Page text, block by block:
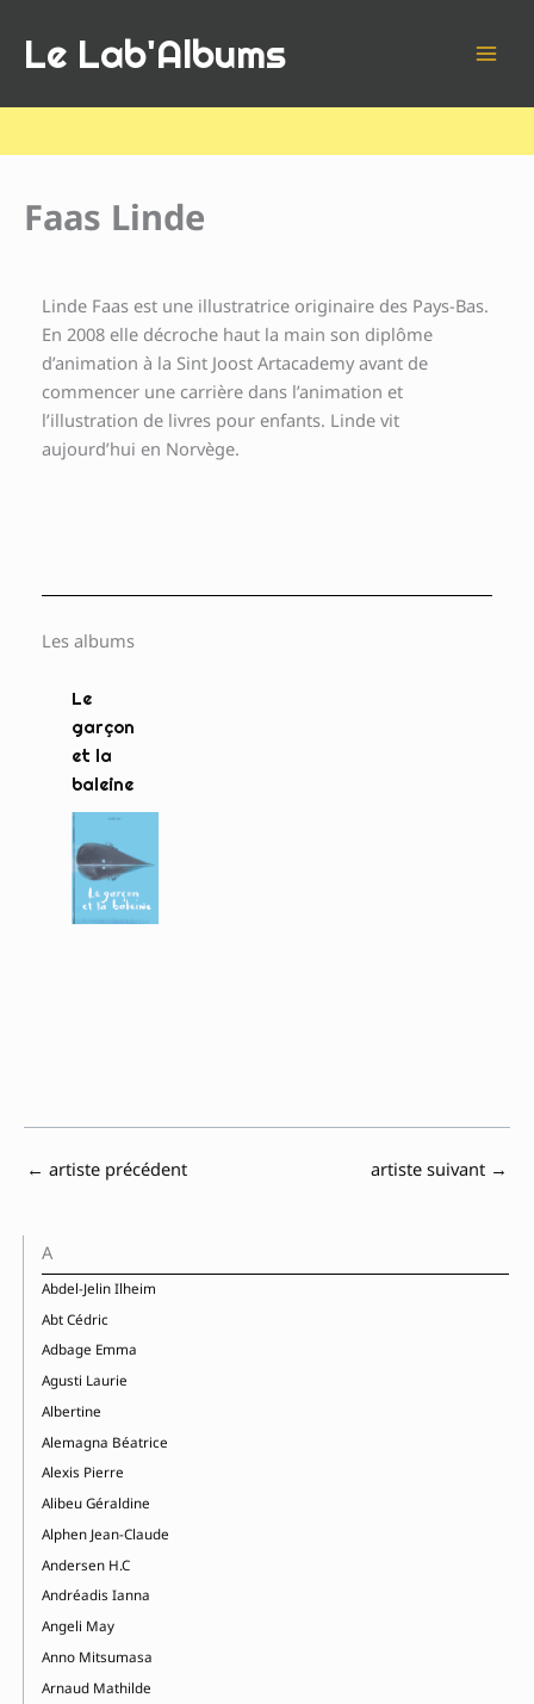
contenu
Le Lab'Albums
Faas Linde
Linde Faas est une illustratrice originaire des Pays-Bas.
En 2008 elle décroche haut la main son diplôme
d’animation à la Sint Joost Artacademy avant de
commencer une carrière dans l’animation et
l’illustration de livres pour enfants. Linde vit
aujourd’hui en Norvège.
Les albums
Le
garçon
et la
baleine
← artiste précédent artiste suivant →
A
Abdel-Jelin Ilheim
Abt Cédric
Adbage Emma
Agusti Laurie
Albertine
Alemagna Béatrice
Alexis Pierre
Alibeu Géraldine
Alphen Jean-Claude
Andersen H.C
Andréadis Ianna
Angeli May
Anno Mitsumasa
Arnaud Mathilde